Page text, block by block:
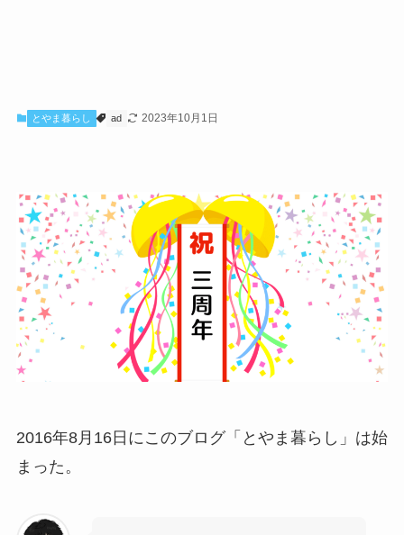
とやま暮らし ad 2023年10月1日
2016年8月16日にこのブログ「とやま暮らし」は始
まった。